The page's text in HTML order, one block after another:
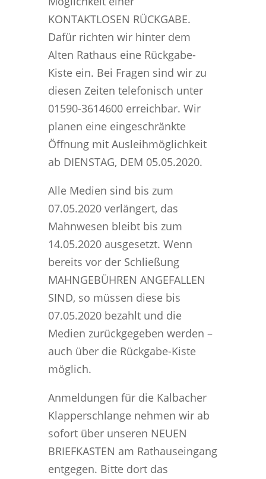
KONTAKTLOSEN RÜCKGABE.
Dafür richten wir hinter dem
Alten Rathaus eine Rückgabe-
Kiste ein. Bei Fragen sind wir zu
diesen Zeiten telefonisch unter
01590-3614600 erreichbar. Wir
planen eine eingeschränkte
Öffnung mit Ausleihmöglichkeit
ab DIENSTAG, DEM 05.05.2020.
Alle Medien sind bis zum
07.05.2020 verlängert, das
Mahnwesen bleibt bis zum
14.05.2020 ausgesetzt. Wenn
bereits vor der Schließung
MAHNGEBÜHREN ANGEFALLEN
SIND, so müssen diese bis
07.05.2020 bezahlt und die
Medien zurückgegeben werden –
auch über die Rückgabe-Kiste
möglich.
Anmeldungen für die Kalbacher
Klapperschlange nehmen wir ab
sofort über unseren NEUEN
BRIEFKASTEN am Rathauseingang
entgegen. Bitte dort das